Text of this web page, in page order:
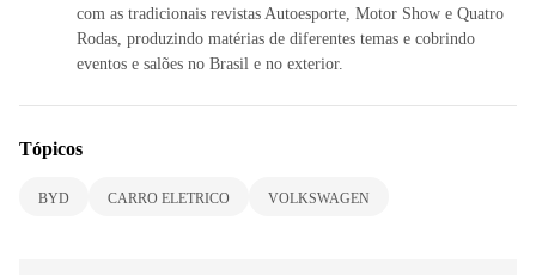
com as tradicionais revistas Autoesporte, Motor Show e Quatro
Rodas, produzindo matérias de diferentes temas e cobrindo
eventos e salões no Brasil e no exterior.
Tópicos
BYD CARRO ELETRICO VOLKSWAGEN